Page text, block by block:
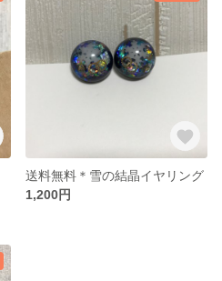
送料無料＊雪の結晶イヤリング
1,200円